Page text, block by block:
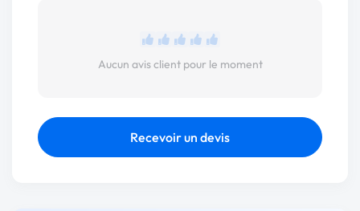
Aucun avis client pour le moment
Recevoir un devis